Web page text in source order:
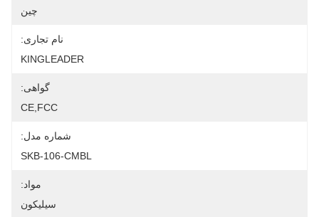
چین
نام تجاری:
KINGLEADER
گواهی:
CE,FCC
شماره مدل:
SKB-106-CMBL
مواد:
سیلیکون